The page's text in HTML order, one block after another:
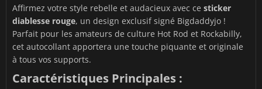
Affirmez votre style rebelle et audacieux avec ce sticker
diablesse rouge, un design exclusif signé Bigdaddyjo !
Parfait pour les amateurs de culture Hot Rod et Rockabilly,
cet autocollant apportera une touche piquante et originale
à tous vos supports.
Caractéristiques Principales :